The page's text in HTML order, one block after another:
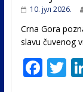
10. јул 2026.
Crna Gora
slavu čuvenog
F T